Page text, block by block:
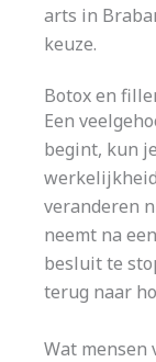
arts in
keuze.
Botox en
Een
begint, kun
veranderen
neemt na
besluit te
terug naar
Wat mensen